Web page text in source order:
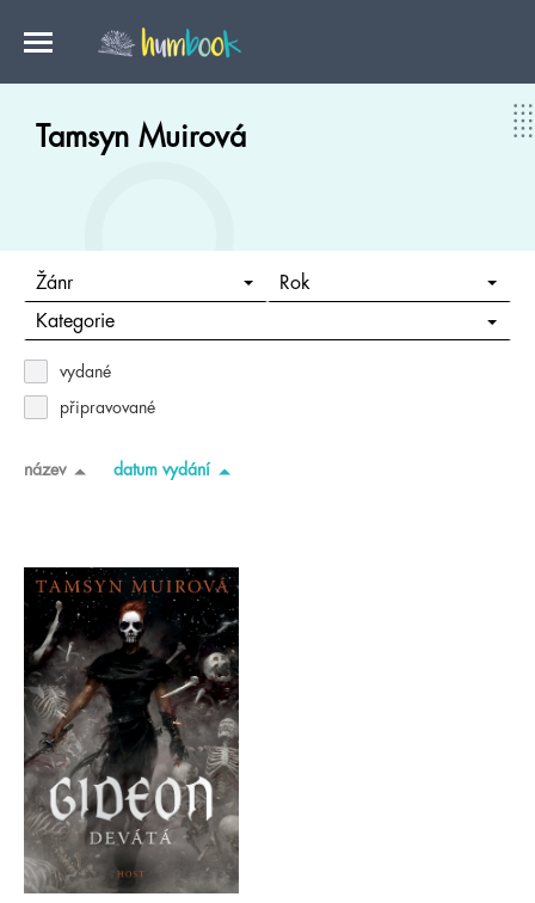
Tamsyn Muirová
Žánr Rok
Kategorie
vydané
připravované
název datum vydání